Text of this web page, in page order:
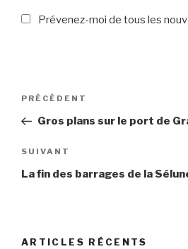
Prévenez-moi de tous les
Navigation
l’article
Article
précédent
PRÉCÉDENT
Gros plans sur le port de
Article
suivant
SUIVANT
La fin des barrages de la
ARTICLES RÉCENTS